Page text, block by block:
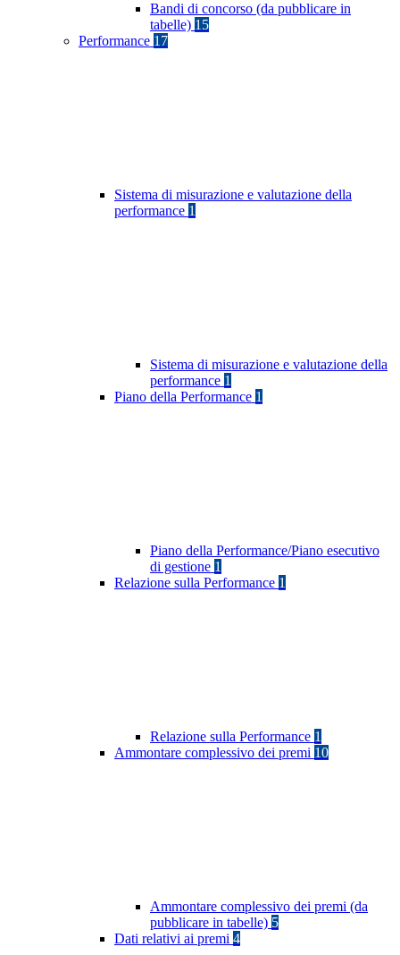
Bandi di concorso (da pubblicare in
tabelle) 15
Performance 17
Sistema di misurazione e valutazione della
performance 1
Sistema di misurazione e valutazione della
performance 1
Piano della Performance 1
Piano della Performance/Piano esecutivo
di gestione 1
Relazione sulla Performance 1
Relazione sulla Performance 1
Ammontare complessivo dei premi 10
Ammontare complessivo dei premi (da
pubblicare in tabelle) 5
Dati relativi ai premi 4